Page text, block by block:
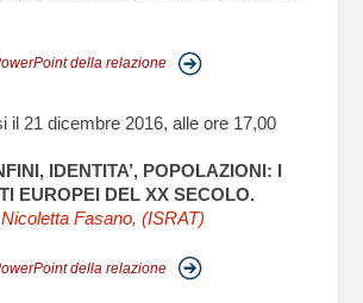
della relazione
il 21 dicembre 2016, alle ore 17,00
IDENTITA’, POPOLAZIONI: I
EUROPEI DEL XX SECOLO.
Fasano, (ISRAT)
della relazione